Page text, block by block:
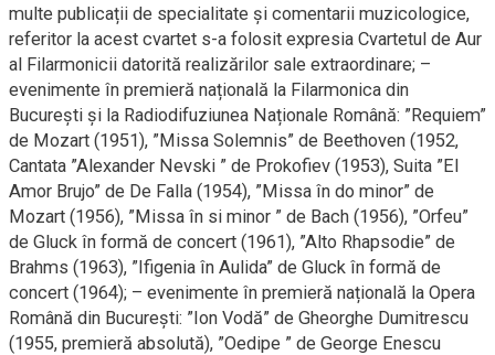
multe publicații de specialitate și comentarii muzicologice,
referitor la acest cvartet s-a folosit expresia Cvartetul de Aur
al Filarmonicii datorită realizărilor sale extraordinare; –
evenimente în premieră națională la Filarmonica din
București și la Radiodifuziunea Naționale Română: ”Requiem”
de Mozart (1951), ”Missa Solemnis” de Beethoven (1952,
Cantata ”Alexander Nevski ” de Prokofiev (1953), Suita ”El
Amor Brujo” de De Falla (1954), ”Missa în do minor” de
Mozart (1956), ”Missa în si minor ” de Bach (1956), ”Orfeu”
de Gluck în formă de concert (1961), ”Alto Rhapsodie” de
Brahms (1963), ”Ifigenia în Aulida” de Gluck în formă de
concert (1964); – evenimente în premieră națională la Opera
Română din București: ”Ion Vodă” de Gheorghe Dumitrescu
(1955, premieră absolută), ”Oedipe ” de George Enescu